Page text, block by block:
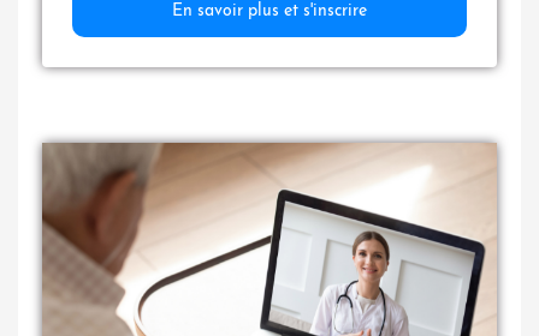
En savoir plus et s'inscrire